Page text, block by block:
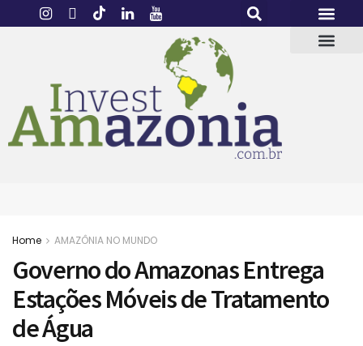
Home AMAZÔNIA NO MUNDO
Governo do Amazonas Entrega
Estações Móveis de Tratamento
de Água